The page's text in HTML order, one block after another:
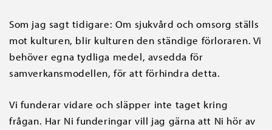
Som jag sagt tidigare: Om sjukvård och omsorg ställs
mot kulturen, blir kulturen den ständige förloraren. Vi
behöver egna tydliga medel, avsedda för
samverkansmodellen, för att förhindra detta.
Vi funderar vidare och släpper inte taget kring
frågan. Har Ni funderingar vill jag gärna att Ni hör av